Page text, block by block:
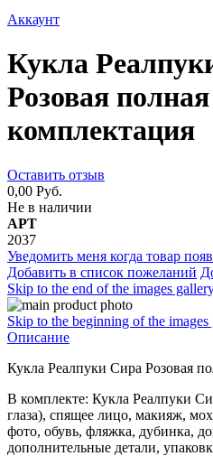
Аккаунт
Кукла
Розовая полная
комплектация
Оставить отзыв
0,00 Руб.
Не в наличии
АРТ
2037
Уведомить меня когда товар
Добавить в список пожеланий
Skip to the end of the images
Skip to the beginning of the images
Описание
Кукла Реалпуки Сира Розовая
В комплекте: Кукла Реалпуки
глаза), спящее лицо, макияж,
фото, обувь, фляжка, дубинка,
дополнительные детали,